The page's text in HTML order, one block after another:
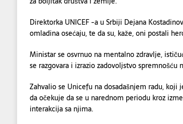
Direktorka UNICEF -a u Srbiji Dejana
omladina osećaju, te da su, kaže, oni postali
Ministar se osvrnuo na mentalno zdravlje,
se razgovara i izrazio zadovoljstvo
Zahvalio se Unicefu na dosadašnjem radu,
da očekuje da se u narednom periodu kroz
interakcija sa njima.